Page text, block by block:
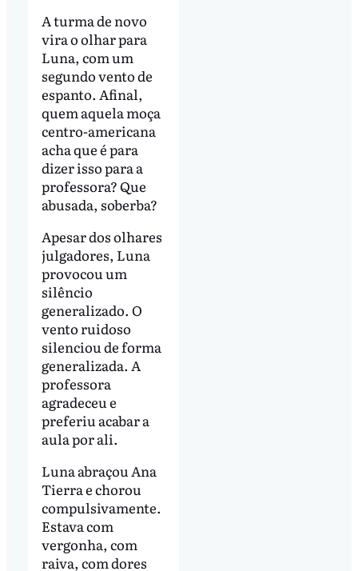
A turma de novo
vira o olhar para
Luna, com um
segundo vento de
espanto. Afinal,
quem aquela moça
centro-americana
acha que é para
dizer isso para a
professora? Que
abusada, soberba?
Apesar dos olhares
julgadores, Luna
provocou um
silêncio
generalizado. O
vento ruidoso
silenciou de forma
generalizada. A
professora
agradeceu e
preferiu acabar a
aula por ali.
Luna abraçou Ana
Tierra e chorou
compulsivamente.
Estava com
vergonha, com
raiva, com dores